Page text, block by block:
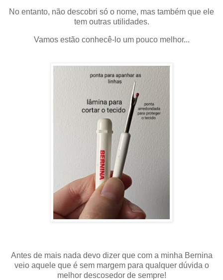
No entanto, não descobri só o nome, mas também que ele
tem outras utilidades.
Vamos estão conhecê-lo um pouco melhor...
Antes de mais nada devo dizer que com a minha Bernina
veio aquele que é sem margem para qualquer dúvida o
melhor descosedor de sempre!